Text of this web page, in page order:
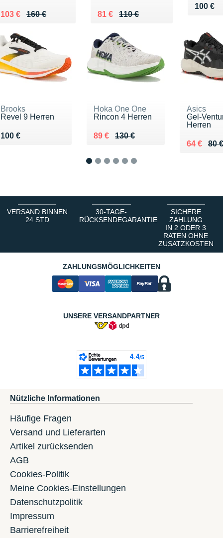
160 €
Au lieu de 160 €
103 €
Vendu 103 € 110 €
Au lieu de 110 €
81 €
Vendu 81 €
100 €
Vendu
Brooks
Revel 9 Herren
100 €
Vendu 100 €
Hoka One One
Rincon 4 Herren
130 €
Au lieu de 130 €
89 €
Vendu 89 €
Asics
Gel-
Herren
80 €
Au lieu
64 €
Vendu 64
VERSAND BINNEN
24 STD
30-TAGE-
RÜCKSENDEGARANTIE
SICHERE
ZAHLUNG
IN 2 ODER 3
RATEN OHNE
ZUSATZKOSTEN
ZAHLUNGSMÖGLICHKEITEN
UNSERE VERSANDPARTNER
Nützliche Informationen
Häufige Fragen
Versand und Lieferarten
Artikel zurücksenden
AGB
Cookies-Politik
Meine Cookies-Einstellungen
Datenschutzpolitik
Impressum
Barrierefreiheit